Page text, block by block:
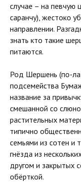
случае – на певчую
саранчу), жестоко
направлении.
знать кто такие
питаются.
Род Шершень (по-
подсемейства
название за
смешанной со
растительных
типично
семьями из сотен и
гнёзда из
другом и закрытых
обёрткой.